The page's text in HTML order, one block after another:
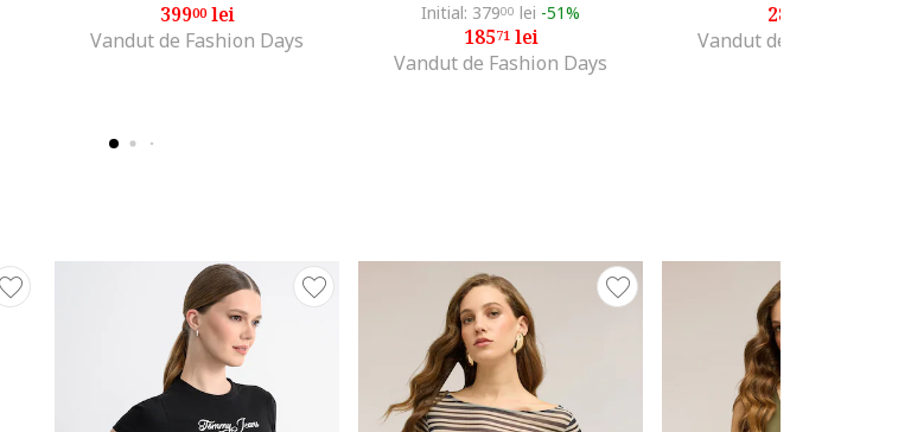
39900lei
Vandut de Fashion Days
Initial: 37900 lei -51%
18571lei
Vandut de Fashion Days
284
Vandut de Fashion Days